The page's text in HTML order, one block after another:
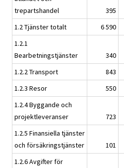
trepartshandel
395
1.2 Tjänster totalt
6 590
1.2.1
Bearbetningstjänster
340
1.2.2 Transport
843
1.2.3 Resor
550
1.2.4 Byggande och
projektleveranser
723
1.2.5 Finansiella tjänster
och försäkringstjänster
101
1.2.6 Avgifter för